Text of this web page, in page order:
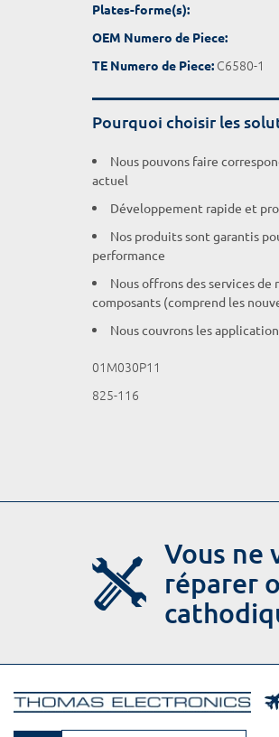
Plates-forme(s):
OEM Numero de Piece:
TE Numero de Piece: C6580-1
Pourquoi choisir les
Nous pouvons faire
actuel
Développement rapide et
Nos produits sont garantis
performance
Nous offrons des services
composants (comprend les
Nous couvrons les
01M030P11
825-116
Vous ne
réparer